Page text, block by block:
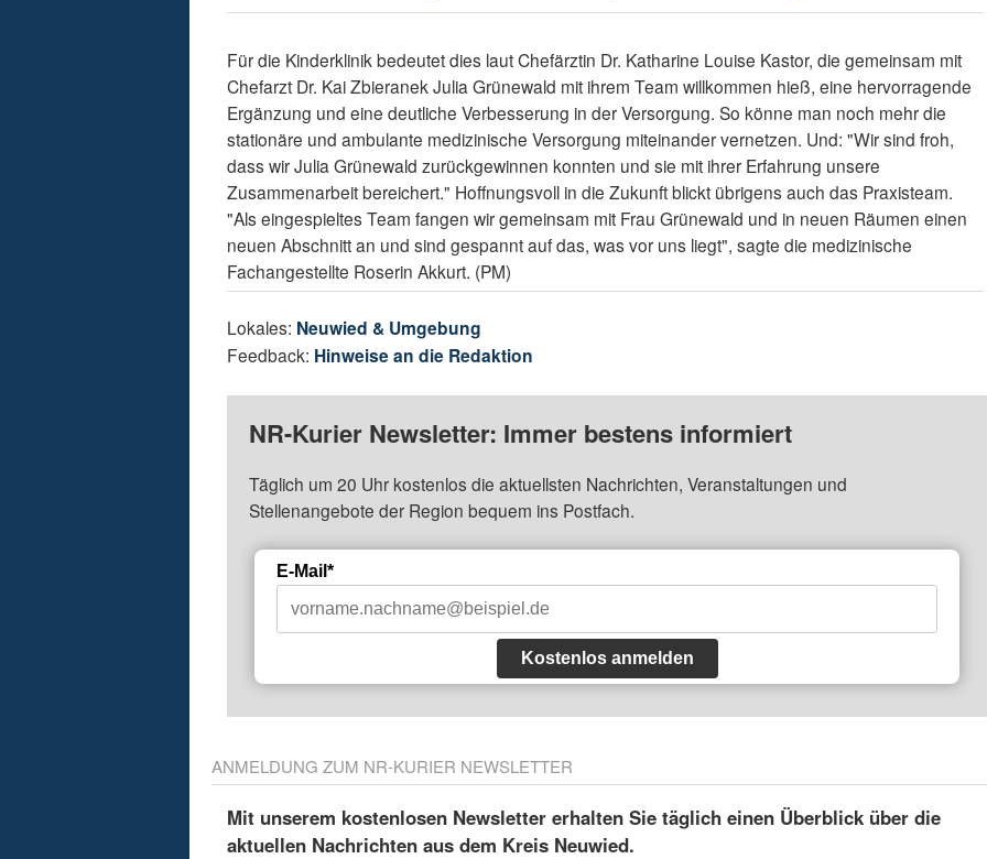
Für die Kinderklinik bedeutet dies laut Chefärztin Dr. Katharine Louise Kastor, die gemeinsam mit
Chefarzt Dr. Kai Zbieranek Julia Grünewald mit ihrem Team willkommen hieß, eine hervorragende
Ergänzung und eine deutliche Verbesserung in der Versorgung. So könne man noch mehr die
stationäre und ambulante medizinische Versorgung miteinander vernetzen. Und: "Wir sind froh,
dass wir Julia Grünewald zurückgewinnen konnten und sie mit ihrer Erfahrung unsere
Zusammenarbeit bereichert." Hoffnungsvoll in die Zukunft blickt übrigens auch das Praxisteam.
"Als eingespieltes Team fangen wir gemeinsam mit Frau Grünewald und in neuen Räumen einen
neuen Abschnitt an und sind gespannt auf das, was vor uns liegt", sagte die medizinische
Fachangestellte Roserin Akkurt. (PM)
Lokales: Neuwied & Umgebung
Feedback: Hinweise an die Redaktion
NR-Kurier Newsletter: Immer bestens informiert
Täglich um 20 Uhr kostenlos die aktuellsten Nachrichten, Veranstaltungen und
Stellenangebote der Region bequem ins Postfach.
E-Mail*
Kostenlos anmelden
ANMELDUNG ZUM NR-KURIER NEWSLETTER
Mit unserem kostenlosen Newsletter erhalten Sie täglich einen Überblick über die
aktuellen Nachrichten aus dem Kreis Neuwied.